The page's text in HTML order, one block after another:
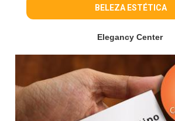
BELEZA ESTÉTICA
Elegancy Center